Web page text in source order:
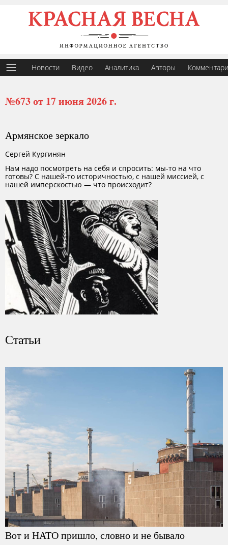
Новости Видео Аналитика Авторы
№673 от 17 июня 2026 г.
Армянское зеркало
Сергей Кургинян
Нам надо посмотреть на себя и спросить: мы-то на что
готовы? С нашей-то историчностью, с нашей миссией, с
нашей имперскостью — что происходит?
Статьи
Вот и НАТО пришло, словно и не бывало